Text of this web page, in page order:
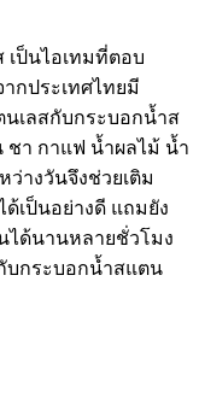
เป็นไอเทมที่ตอบ
ากประเทศไทยมี
เลสกับกระบอกน้ำส
ชา กาแฟ น้ำผลไม้ น้ำ
างวันจึงช่วยเติม
เป็นอย่างดี แถมยัง
ได้นานหลายชั่วโมง
บกระบอกน้ำสแตน